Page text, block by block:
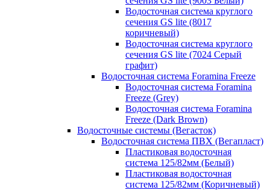
Водосточная система круглого
сечения GS lite (8017
коричневый)
Водосточная система круглого
сечения GS lite (7024 Серый
графит)
Водосточная система Foramina Freeze
Водосточная система Foramina
Freeze (Grey)
Водосточная система Foramina
Freeze (Dark Brown)
Водосточные системы (Вегасток)
Водосточная система ПВХ (Вегапласт)
Пластиковая водосточная
система 125/82мм (Белый)
Пластиковая водосточная
система 125/82мм (Коричневый)